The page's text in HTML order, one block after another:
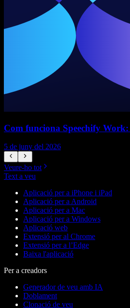
Com funciona Speechify
5 de juny del 2026
Veure-ho tot
Text a veu
Aplicació per a iPhone i iPad
Aplicació per a Android
Aplicació per a Mac
Aplicació per a Windows
Aplicació web
Extensió per al Chrome
Extensió per a l’Edge
Baixa l'aplicació
Per a creadors
Generador de veu amb IA
Doblament
Clonació de veu